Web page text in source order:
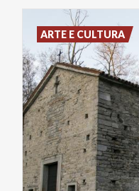
ARTE E CULTURA